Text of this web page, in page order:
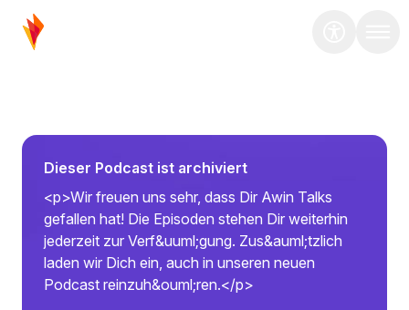
Dieser Podcast ist archiviert
<p>Wir freuen uns sehr, dass Dir Awin Talks
gefallen hat! Die Episoden stehen Dir weiterhin
jederzeit zur Verf&uuml;gung. Zus&auml;tzlich
laden wir Dich ein, auch in unseren neuen
Podcast reinzuh&ouml;ren.</p>